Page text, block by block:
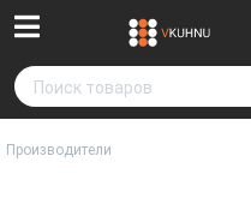
Производители